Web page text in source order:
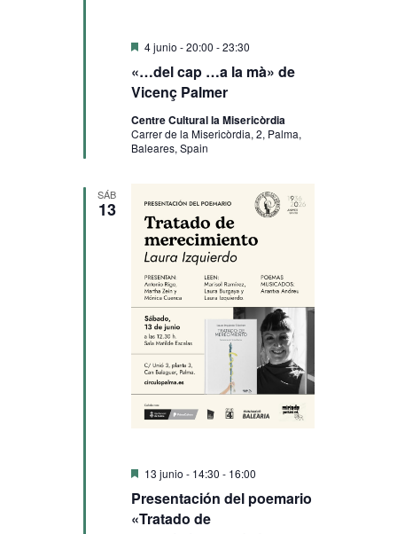
«…del cap …a la mà» de
Vicenç Palmer
Destacado
4 junio - 20:00 -23:30
Centre Cultural la Misericòrdia
Carrer de la Misericòrdia, 2, Palma,
Baleares, Spain
SÁB
13
Presentación del poemario
«Tratado de
Destacado
13 junio - 14:30 - 16:00